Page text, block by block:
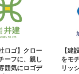
ロゴ】クロー
ーフに、親し
囲気にロゴデ
【建
をモ
リッ